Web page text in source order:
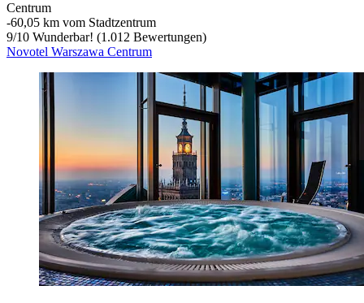
Centrum
‐60,05 km vom Stadtzentrum
9/10 Wunderbar! (1.012 Bewertungen)
Novotel Warszawa Centrum